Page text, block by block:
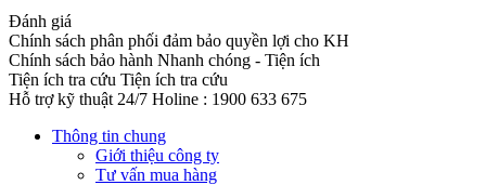
Đánh giá
Chính sách phân phối đảm bảo quyền lợi cho KH
Chính sách bảo hành Nhanh chóng - Tiện ích
Tiện ích tra cứu Tiện ích tra cứu
Hỗ trợ kỹ thuật 24/7 Holine : 1900 633 675
Thông tin chung
Giới thiệu công ty
Tư vấn mua hàng